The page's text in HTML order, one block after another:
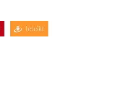
Ieteikt